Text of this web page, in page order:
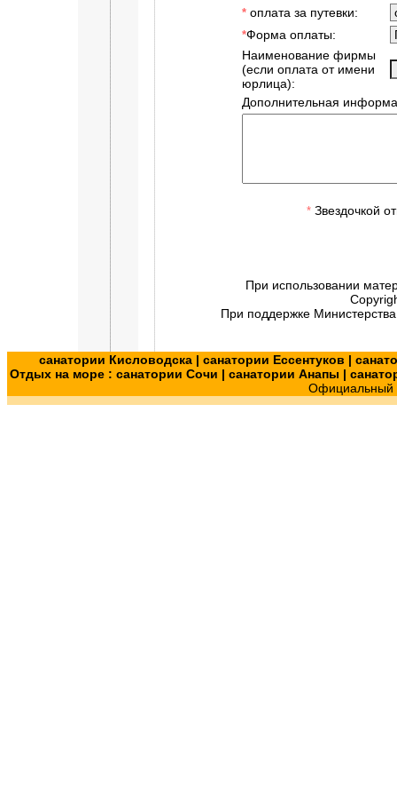
*оплата за путевки:
*Форма оплаты:
Наименование фирмы
(если оплата от имени
юрлица):
Дополнительная
*Звездочкой
При использовании
При поддержке Министерства
санатории Кисловодска| санатории Ессентуков |
Отдых на море : санатории Сочи | санатории Анапы |
Официальный